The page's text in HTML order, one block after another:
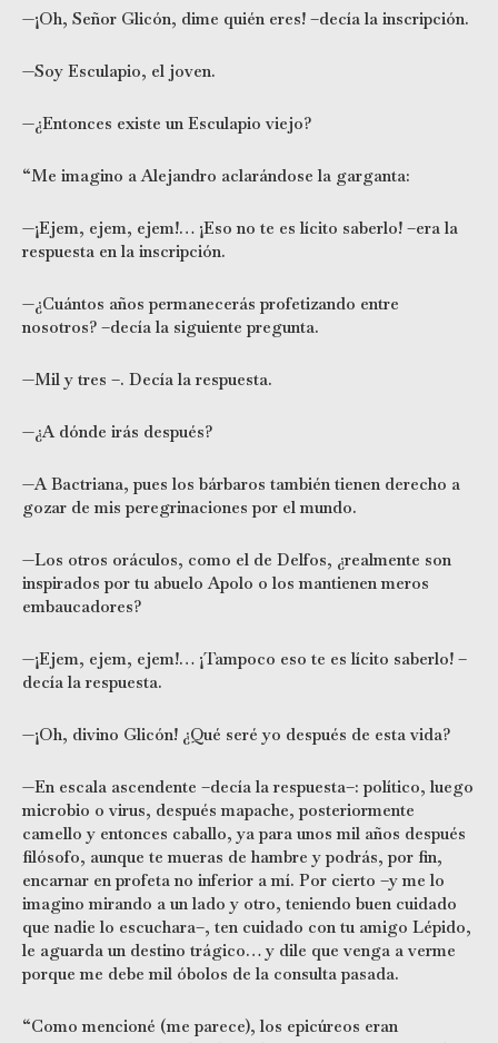
—¡Oh, Señor Glicón, dime quién eres! –decía la inscripción.
—Soy Esculapio, el joven.
—¿Entonces existe un Esculapio viejo?
“Me imagino a Alejandro aclarándose la garganta:
—¡Ejem, ejem, ejem!… ¡Eso no te es lícito saberlo! –era la
respuesta en la inscripción.
—¿Cuántos años permanecerás profetizando entre
nosotros? –decía la siguiente pregunta.
—Mil y tres –. Decía la respuesta.
—¿A dónde irás después?
—A Bactriana, pues los bárbaros también tienen derecho a
gozar de mis peregrinaciones por el mundo.
—Los otros oráculos, como el de Delfos, ¿realmente son
inspirados por tu abuelo Apolo o los mantienen meros
embaucadores?
—¡Ejem, ejem, ejem!… ¡Tampoco eso te es lícito saberlo! –
decía la respuesta.
—¡Oh, divino Glicón! ¿Qué seré yo después de esta vida?
—En escala ascendente –decía la respuesta–: político, luego
microbio o virus, después mapache, posteriormente
camello y entonces caballo, ya para unos mil años después
filósofo, aunque te mueras de hambre y podrás, por fin,
encarnar en profeta no inferior a mí. Por cierto –y me lo
imagino mirando a un lado y otro, teniendo buen cuidado
que nadie lo escuchara–, ten cuidado con tu amigo Lépido,
le aguarda un destino trágico… y dile que venga a verme
porque me debe mil óbolos de la consulta pasada.
“Como mencioné (me parece), los epicúreos eran